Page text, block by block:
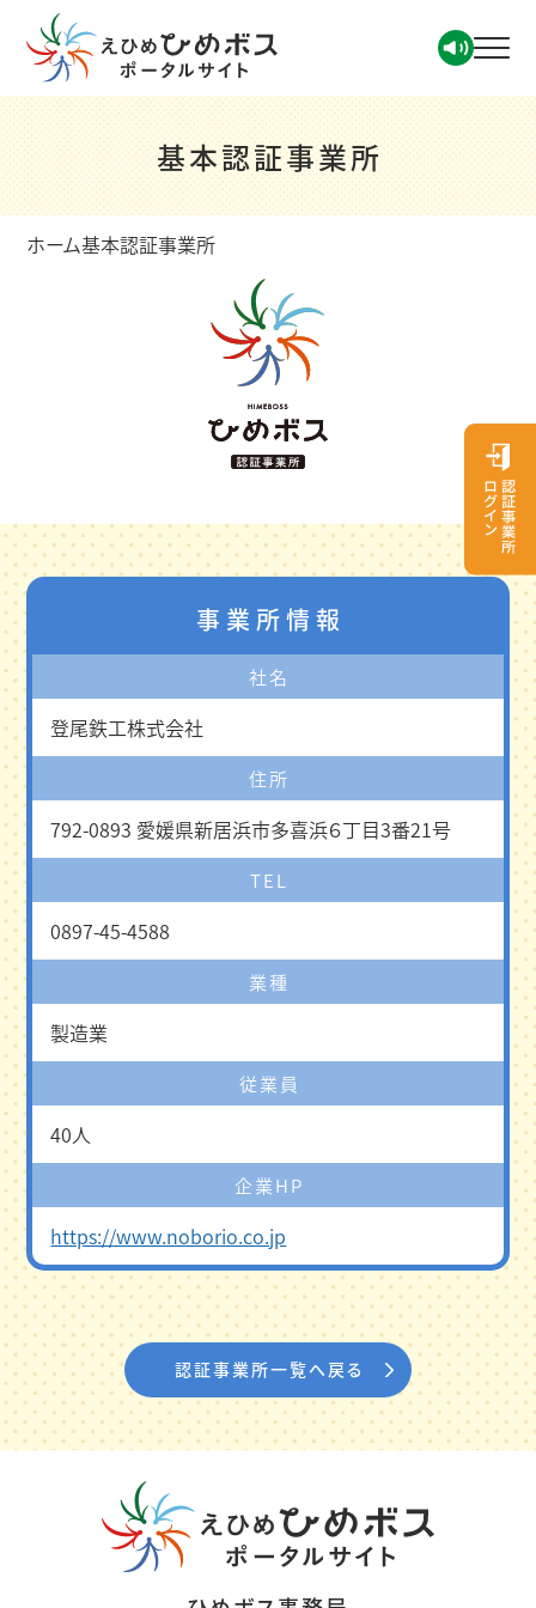
基本認証事業所
ホーム基本認証事業所
事業所情報
社名
登尾鉄工株式会社
住所
792-0893 愛媛県新居浜市多喜浜６丁目3番21号
TEL
0897-45-4588
業種
製造業
従業員
40人
企業HP
https://www.noborio.co.jp
認証事業所一覧へ戻る